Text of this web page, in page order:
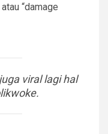
“damage
viral lagi hal